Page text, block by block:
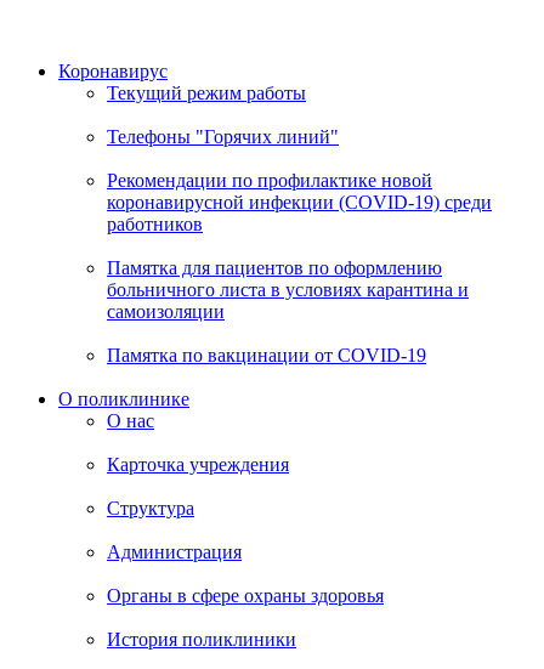
Коронавирус
Текущий режим работы
Телефоны "Горячих линий"
Рекомендации по профилактике новой
коронавирусной инфекции (COVID-19) среди
работников
Памятка для пациентов по оформлению
больничного листа в условиях карантина и
самоизоляции
Памятка по вакцинации от COVID-19
О поликлинике
О нас
Карточка учреждения
Структура
Администрация
Органы в сфере охраны здоровья
История поликлиники